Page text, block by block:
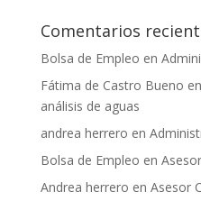
Comentarios
Bolsa de Empleo en
Fátima de Castro Bueno en
análisis de aguas
andrea herrero en
Bolsa de Empleo en
Andrea herrero en Asesor